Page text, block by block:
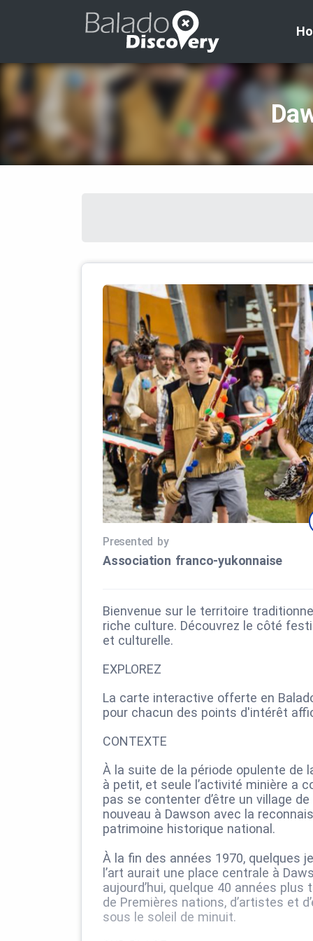
Presented by
Association franco‑yukonnaise
Bienvenue sur le territoire
riche culture. Découvrez le côté
et culturelle.
EXPLOREZ
La carte interactive offerte en
pour chacun des points d'intérêt
CONTEXTE
À la suite de la période opulente de
à petit, et seule l’activité minière a
pas se contenter d’être un village
nouveau à Dawson avec la
patrimoine historique national.
À la fin des années 1970, quelques
l’art aurait une place centrale à
aujourd’hui, quelque 40 années
de Premières nations, d’artistes et
sous le soleil de minuit.